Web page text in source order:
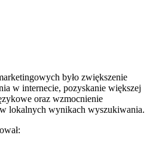
było zwiększenie
w internecie, pozyskanie większej
oraz wzmocnienie
lokalnych wynikach wyszukiwania.